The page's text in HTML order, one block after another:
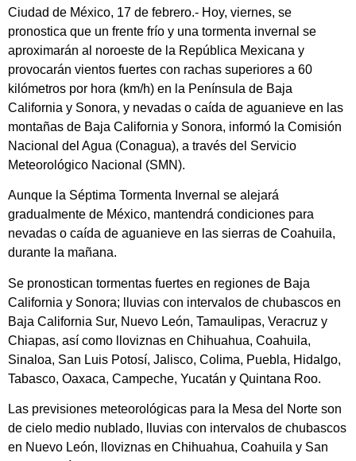
Ciudad de México, 17 de febrero.- Hoy, viernes, se
pronostica que un frente frío y una tormenta invernal se
aproximarán al noroeste de la República Mexicana y
provocarán vientos fuertes con rachas superiores a 60
kilómetros por hora (km/h) en la Península de Baja
California y Sonora, y nevadas o caída de aguanieve en las
montañas de Baja California y Sonora, informó la Comisión
Nacional del Agua (Conagua), a través del Servicio
Meteorológico Nacional (SMN).
Aunque la Séptima Tormenta Invernal se alejará
gradualmente de México, mantendrá condiciones para
nevadas o caída de aguanieve en las sierras de Coahuila,
durante la mañana.
Se pronostican tormentas fuertes en regiones de Baja
California y Sonora; lluvias con intervalos de chubascos en
Baja California Sur, Nuevo León, Tamaulipas, Veracruz y
Chiapas, así como lloviznas en Chihuahua, Coahuila,
Sinaloa, San Luis Potosí, Jalisco, Colima, Puebla, Hidalgo,
Tabasco, Oaxaca, Campeche, Yucatán y Quintana Roo.
Las previsiones meteorológicas para la Mesa del Norte son
de cielo medio nublado, lluvias con intervalos de chubascos
en Nuevo León, lloviznas en Chihuahua, Coahuila y San